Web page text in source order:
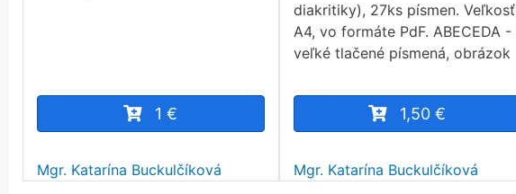
1 €
Mgr. Katarína Buckulčíková
diakritiky), 27ks písmen. Veľkosť
A4, vo formáte PdF. ABECEDA -
veľké tlačené písmená, obrázok
1,50 €
Mgr. Katarína Buckulčíková